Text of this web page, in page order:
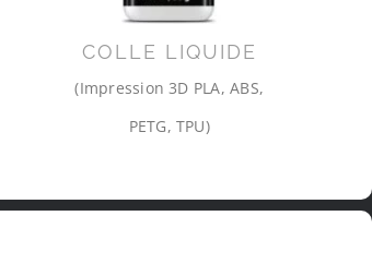
COLLE LIQUIDE
(Impression 3D PLA, ABS,
PETG, TPU)